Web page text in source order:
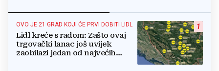
1
OVO JE 21 GRAD KOJI ĆE PRVI DOBITI LIDL
Lidl kreće s radom: Zašto ovaj
trgovački lanac još uvijek
zaobilazi jedan od najvećih